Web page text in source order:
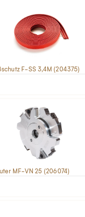
F-SS 3,4M (204375)
MF-VN 25 (206074)